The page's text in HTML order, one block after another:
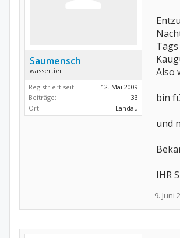
Saumensch
wassertier
Registriert seit:
12. Mai 2009
Beiträge:
33
Ort:
Landau
Also
bin
und
IHR
9. Juni